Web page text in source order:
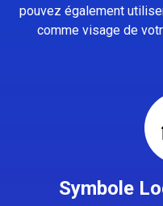
pouvez également
comme visage de
Symbole